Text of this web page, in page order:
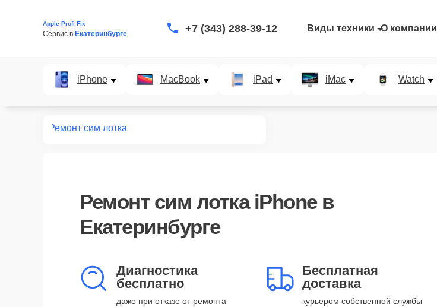
Apple Profi Fix
Сервис в Екатеринбурге +7 (343) 288-39-12 Виды техники О компании
iPhone MacBook iPad iMac Watch
Ремонт сим лотка
Ремонт сим лотка iPhone в
Екатеринбурге
Диагностика
бесплатно
даже при отказе от ремонта
Бесплатная
доставка
курьером собственной службы